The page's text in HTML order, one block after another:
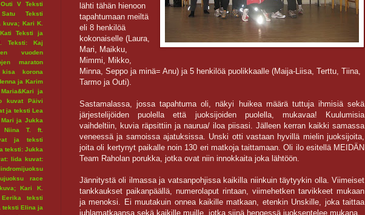
lähti tähän hienoon
tapahtumaan meiltä
eli 8 henkilöä
kokonaiselle (Laura,
Mari, Maikku,
Mimmi, Mikko,
Minna, Seppo ja minä= Anu) ja 5 henkilöä puolikkaalle (Maija-Liisa, Terttu, Tiina,
Tarmo ja Outi).
Sastamalassa, jossa tapahtuma oli, näkyi huikea määrä tuttuja ihmisiä sekä
järjestelijöiden puolella että juoksijoiden puolella, mukavaa! Kuulumisia
vaihdeltiin, kuvia räpsittiin ja naurua/ iloa piisasi. Jälleen kerran kaikki samassa
veneessä ja samoissa ajatuksissa. Unski otti vastaan hyvillä mielin juoksijoita,
joita oli kertynyt paikalle noin 130 eri matkoja taittamaan. Oli ilo esitellä MEIDÄN
Team Raholan porukka, jotka ovat niin innokkaita joka lähtöön.
Jännitystä oli ilmassa ja vatsanpohjissa kaikilla niinkuin täytyykin olla. Viimeiset
tankkaukset paikanpäällä, numerolaput rintaan, viimehetken tarvikkeet mukaan
ja menoksi. Ei muutakuin onnea kaikille matkaan, etenkin Unskille, joka taittaa
juhlamatkaansa sekä kaikille muille, jotka siinä hengessä juoksentelee mukana.
V
Teksti
Teksti
kuva; Kari K.
Teksti ja
Teksti: Kaj
vuoden
maraton
kisa
korona
ja Karim
ja
kuvat Päivi
ja teksti Lea
ja Jukka
Niina T. ft.
ja teksti
teksti: Jukka
Iida kuvat:
race
Kari K.
teksti
teksti Elina ja